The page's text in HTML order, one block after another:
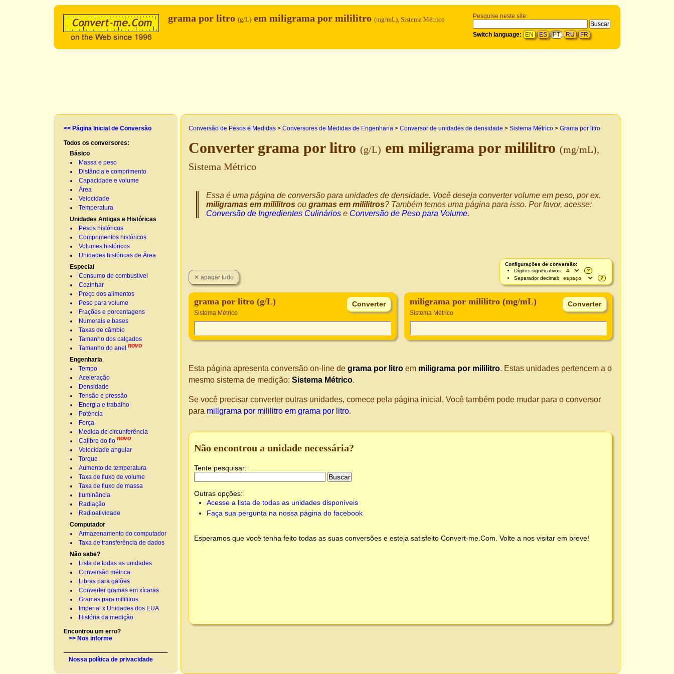
Pesquise neste site:
Switch language: EN ES PT RU FR
grama por litro (g/L) em miligrama por mililitro (mg/mL), Sistema Métrico
<< Página Inicial de Conversão
Todos os conversores:
Básico
Massa e peso
Distância e comprimento
Capacidade e volume
Área
Velocidade
Temperatura
Unidades Antigas e Históricas
Pesos históricos
Comprimentos históricos
Volumes históricos
Unidades históricas de Área
Especial
Consumo de combustível
Cozinhar
Preço dos alimentos
Peso para volume
Frações e porcentagens
Numerais e bases
Taxas de câmbio
Tamanho dos calçados
Tamanho do anel novo
Engenharia
Tempo
Aceleração
Densidade
Tensão e pressão
Energia e trabalho
Potência
Força
Medida de circunferência
Calibre do fio novo
Velocidade angular
Torque
Aumento de temperatura
Taxa de fluxo de volume
Taxa de fluxo de massa
Iluminância
Radiação
Radioatividade
Computador
Armazenamento do computador
Taxa de transferência de dados
Não sabe?
Lista de todas as unidades
Conversão métrica
Libras para galões
Converter gramas em xícaras
Gramas para mililitros
Imperial x Unidades dos EUA
História da medição
Encontrou um erro?
>> Nos informe
Nossa política de privacidade
Conversão de Pesos e Medidas > Conversores de Medidas de Engenharia > Conversor de unidades de densidade > Sistema Métrico > Grama por litro
Converter grama por litro (g/L) em miligrama por mililitro (mg/mL),
Sistema Métrico
Essa é uma página de conversão para unidades de densidade. Você deseja converter volume em peso, por ex.
miligramas em mililitros ou gramas em mililitros? Também temos uma página para isso. Por favor, acesse:
Conversão de Ingredientes Culinários e Conversão de Peso para Volume.
Configurações de conversão:
Dígitos significativos:
?
Separador decimal:
?
grama por litro (g/L)
Sistema Métrico
miligrama por mililitro (mg/mL)
Sistema Métrico
Esta página apresenta conversão on-line de grama por litro em miligrama por mililitro. Estas unidades pertencem a o
mesmo sistema de medição: Sistema Métrico.
Se você precisar converter outras unidades, comece pela página inicial. Você também pode mudar para o conversor
para miligrama por mililitro em grama por litro.
Não encontrou a unidade necessária?
Tente pesquisar:
Outras opções:
Acesse a lista de todas as unidades disponíveis
Faça sua pergunta na nossa página do facebook
Esperamos que você tenha feito todas as suas conversões e esteja satisfeito Convert-me.Com . Volte a nos visitar em breve!